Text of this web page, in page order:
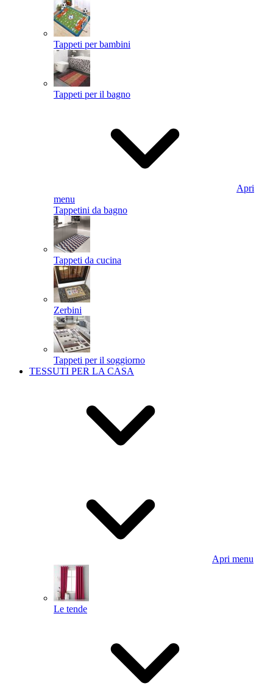
Tappeti per bambini
Tappeti per il bagno
Apri
menu
Tappetini da bagno
Tappeti da cucina
Zerbini
Tappeti per il soggiorno
TESSUTI PER LA CASA
Apri menu
Le tende